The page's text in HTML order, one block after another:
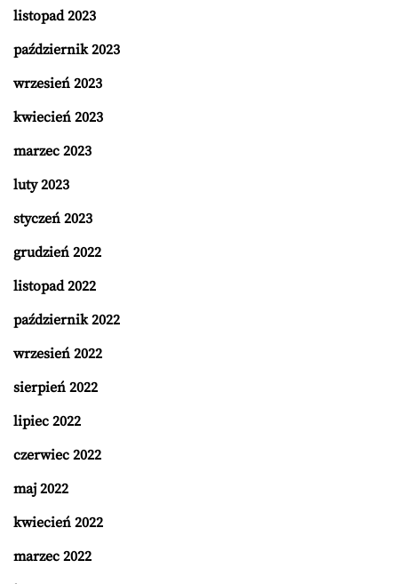
listopad 2023
październik 2023
wrzesień 2023
kwiecień 2023
marzec 2023
luty 2023
styczeń 2023
grudzień 2022
listopad 2022
październik 2022
wrzesień 2022
sierpień 2022
lipiec 2022
czerwiec 2022
maj 2022
kwiecień 2022
marzec 2022